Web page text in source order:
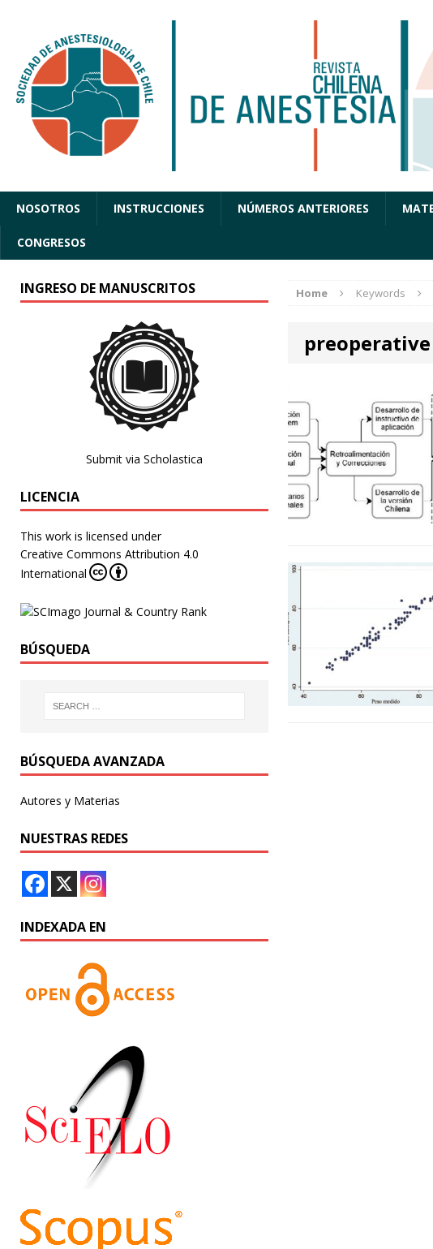
NOSOTROS INSTRUCCIONES NÚMEROS ANTERIORES
CONGRESOS
Home Keywords
INGRESO DE MANUSCRITOS
Submit via Scholastica
LICENCIA
This work is licensed under
Creative Commons Attribution 4.0
International
BÚSQUEDA
BÚSQUEDA AVANZADA
Autores y Materias
NUESTRAS REDES
INDEXADA EN